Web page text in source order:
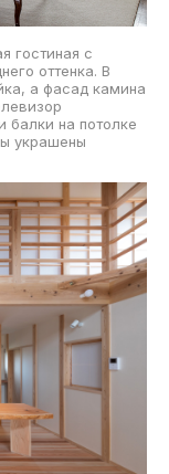
гостиная с
оттенка. В
а фасад камина
балки на потолке
украшены